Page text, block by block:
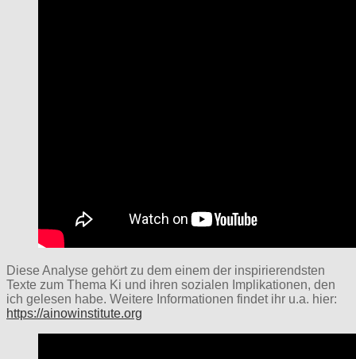
Diese Analyse gehört zu dem einem der inspirierendsten
Texte zum Thema Ki und ihren sozialen Implikationen, den
ich gelesen habe. Weitere Informationen findet ihr u.a. hier:
https://ainowinstitute.org